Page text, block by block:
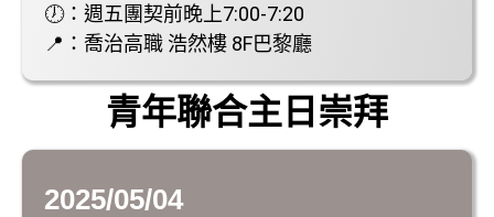
🕖：週五團契前晚上7:00-7:20
📍：喬治高職 浩然樓 8F巴黎廳
青年聯合主日崇拜
2025/05/04